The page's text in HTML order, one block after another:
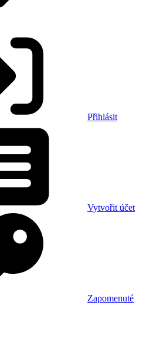
Přihlásit
Vytvořit účet
Zapomenuté